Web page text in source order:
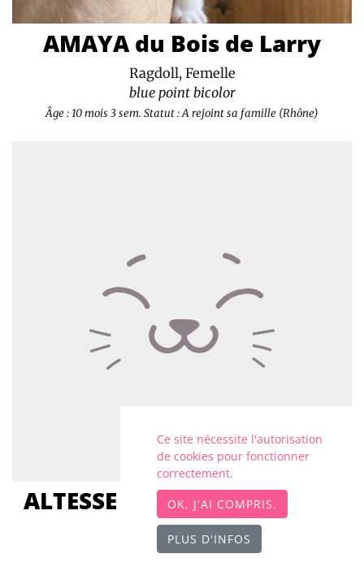
AMAYA du Bois de Larry
Ragdoll, Femelle
blue point bicolor
Âge : 10 mois 3 sem. Statut : A rejoint sa famille (Rhône)
ALTESSE MIRABELLE du Bois
de Larry
Ragdoll, Femelle
Ce site nécessite l'autorisation
de cookies pour fonctionner
correctement.
OK, J'AI COMPRIS.
PLUS D'INFOS